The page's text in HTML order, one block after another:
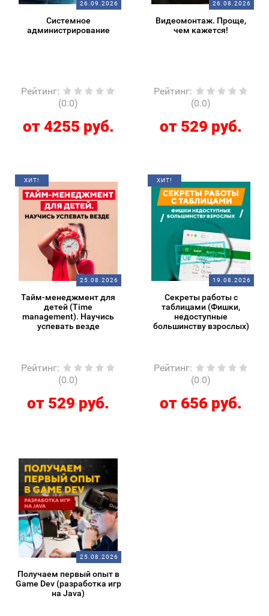
26.09.2026
Системное
администрирование
Рейтинг:
(0.0)
от 4255 руб.
26.08.2026
Видеомонтаж. Проще,
чем кажется!
Рейтинг:
(0.0)
от 529 руб.
ХИТ!
25.08.2026
Тайм-менеджмент для
детей (Time
management). Научись
успевать везде
Рейтинг:
(0.0)
от 529 руб.
ХИТ!
19.08.2026
Секреты работы с
таблицами (Фишки,
недоступные
большинству взрослых)
Рейтинг:
(0.0)
от 656 руб.
25.08.2026
Получаем первый опыт в
Game Dev (разработка игр
на Java)